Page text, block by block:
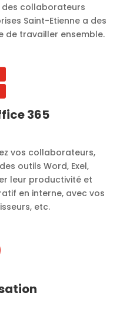
collaborateurs
Saint-Etienne a des
de travailler ensemble.
365
vos collaborateurs,
outils Word, Exel,
leur productivité et
en interne, avec vos
etc.